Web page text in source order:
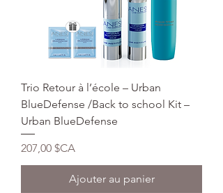
Trio Retour à l’école – Urban
BlueDefense /Back to school Kit –
Urban BlueDefense
Prix
207,00 $CA
Ajouter au panier